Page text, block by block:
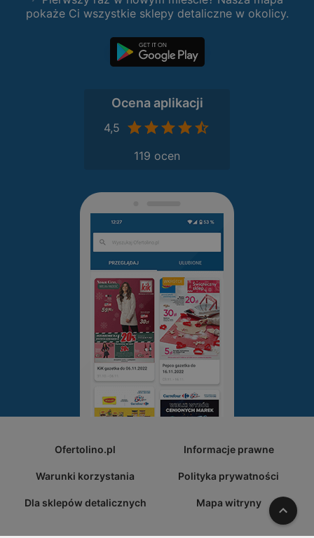
pokaże Ci wszystkie sklepy detaliczne w okolicy.
Ocena aplikacji
4,5
119 ocen
Ofertolino.pl Informacje prawne
Warunki korzystania Polityka prywatności
Dla sklepów detalicznych Mapa witryny W